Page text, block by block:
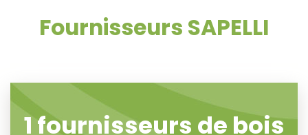
Fournisseurs SAPELLI
1fournisseurs de bois